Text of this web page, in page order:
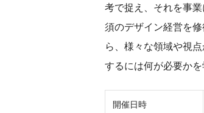
考で捉え、それを事
須のデザイン経営を
ら、様々な領域や視
するには何が必要かを
開催日時